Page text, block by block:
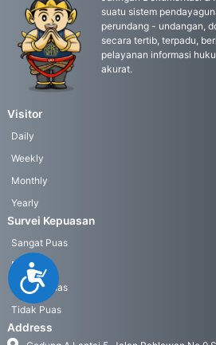
Accessibility
suatu sistem
perundang - undangan,
secara tertib, terpadu,
pelayanan informasi
akurat.
Visitor
Daily
Weekly
Monthly
Yearly
Survei Kepuasan
Sangat Puas
Puas
Kurang Puas
Tidak Puas
Address